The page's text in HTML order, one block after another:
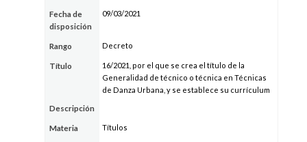
Fecha de
disposición
09/03/2021
Rango Decreto
Título
16/2021, por el que se crea el título de la
Generalidad de técnico o técnica en Técnicas
de Danza Urbana, y se establece su currículum
Descripción
Materia Títulos